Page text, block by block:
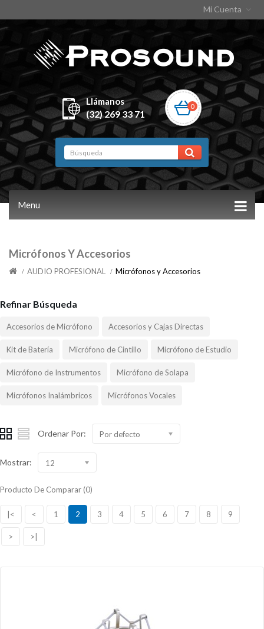
Mi Cuenta
Llámanos
(32) 269 33 71
0
Menu
Micrófonos Y Accesorios
AUDIO PROFESIONAL Micrófonos y Accesorios
Refinar Búsqueda
Accesorios de Micrófono Accesorios y Cajas Directas
Kit de Batería Micrófono de Cintillo Micrófono de Estudio
Micrófono de Instrumentos Micrófono de Solapa
Micrófonos Inalámbricos Micrófonos Vocales
Ordenar Por: Por defecto
Mostrar: 12
Producto De Comparar (0)
|< < 1 2 3 4 5 6 7 8 9
> >|